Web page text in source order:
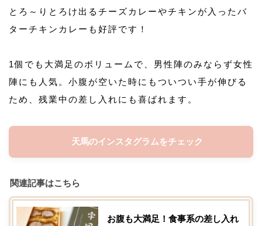
とろ～りとろけ出るチーズカレーやチキンが入ったバ
ターチキンカレーも好評です！
1個でも大満足のボリュームで、男性陣のみならず女性
陣にも人気。小腹が空いた時にもついつい手が伸びる
ため、残業中の差し入れにも喜ばれます。
天馬のインスタグラムをチェック
関連記事はこちら
お腹も大満足！食事系の差し入れ